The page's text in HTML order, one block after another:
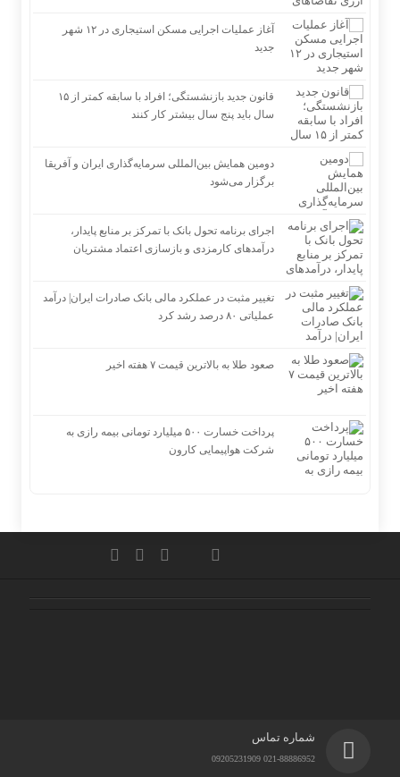
آغاز عملیات اجرایی مسکن استیجاری در ۱۲ شهر
جدید
قانون جدید بازنشستگی؛ افراد با سابقه کمتر از ۱۵
سال باید پنج سال بیشتر کار کنند
دومین همایش بین‌المللی سرمایه‌گذاری ایران و آفریقا
برگزار می‌شود
اجرای برنامه تحول بانک با تمرکز بر منابع پایدار،
درآمدهای کارمزدی و بازسازی اعتماد مشتریان
تغییر مثبت در عملکرد مالی بانک صادرات ایران| درآمد
عملیاتی ۸۰ درصد رشد کرد
صعود طلا به بالاترین قیمت ۷ هفته اخیر
پرداخت خسارت ۵۰۰ میلیارد تومانی بیمه رازی به
شرکت هواپیمایی کارون
شماره تماس
021-88886952 09205231909